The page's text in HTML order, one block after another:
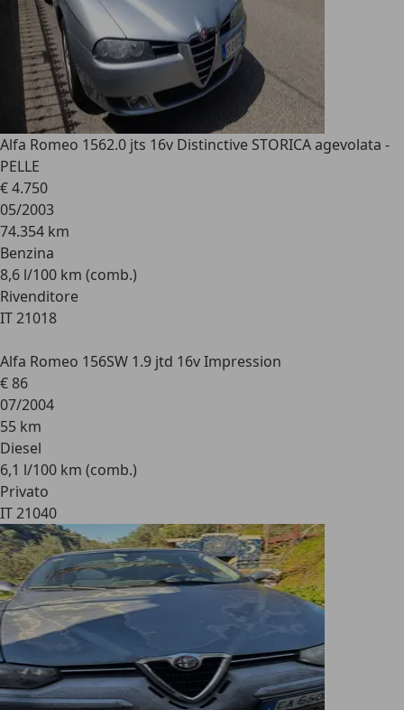
Alfa Romeo 1562.0 jts 16v Distinctive STORICA agevolata -
PELLE
€ 4.750
05/2003
74.354 km
Benzina
8,6 l/100 km (comb.)
Rivenditore
IT 21018
Alfa Romeo 156SW 1.9 jtd 16v Impression
€ 86
07/2004
55 km
Diesel
6,1 l/100 km (comb.)
Privato
IT 21040